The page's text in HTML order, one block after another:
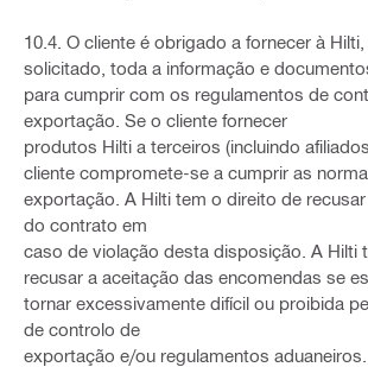
10.4. O cliente é obrigado a fornecer à
solicitado, toda a informação e
para cumprir com os regulamentos de
exportação. Se o cliente fornecer
produtos Hilti a terceiros (incluindo
cliente compromete-se a cumprir as
exportação. A Hilti tem o direito de
do contrato em
caso de violação desta disposição. A Hilti
recusar a aceitação das encomendas se
tornar excessivamente difícil ou proibida
de controlo de
exportação e/ou regulamentos aduaneiros.